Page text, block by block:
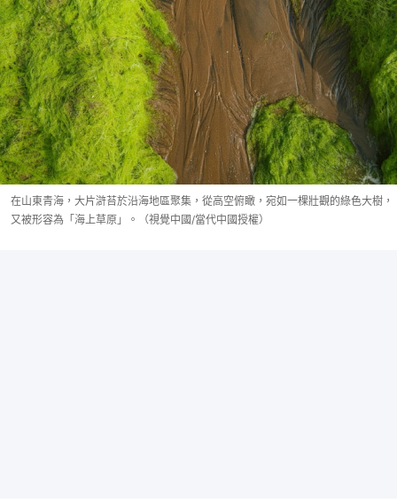
在山東青海，大片滸苔於沿海地區聚集，從高空俯瞰，宛如一棵壯觀的綠色大樹，
又被形容為「海上草原」。（視覺中國/當代中國授權）